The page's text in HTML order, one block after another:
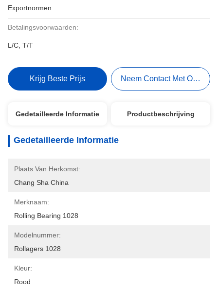
Exportnormen
Betalingsvoorwaarden:
L/C, T/T
Krijg Beste Prijs Neem Contact Met Ons Op
Gedetailleerde Informatie Productbeschrijving
Gedetailleerde Informatie
Plaats Van Herkomst:
Chang Sha China
Merknaam:
Rolling Bearing 1028
Modelnummer:
Rollagers 1028
Kleur:
Rood